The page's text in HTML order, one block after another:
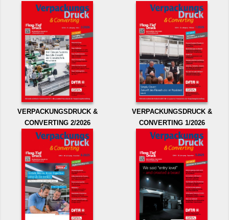
VERPACKUNGSDRUCK &
CONVERTING 2/2026
VERPACKUNGSDRUCK &
CONVERTING 1/2026